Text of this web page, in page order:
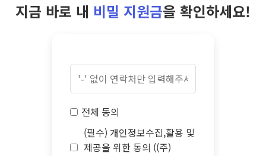
지금 바로 내 비밀 지원금을 확인하세요!
전체 동의
(필수) 개인정보수집,활용 및
제공을 위한 동의 ((주)